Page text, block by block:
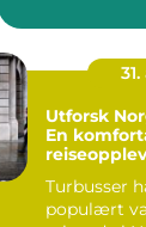
Utforsk
En
Turbusser
populært